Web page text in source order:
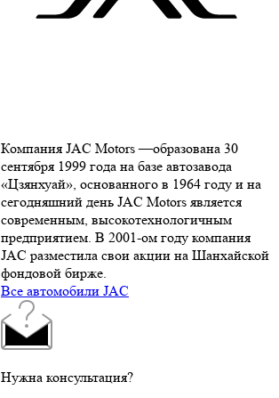
Компания JAC Motors —образована 30
сентября 1999 года на базе автозавода
«Цзянхуай», основанного в 1964 году и на
сегодняшний день JAC Motors является
современным, высокотехнологичным
предприятием. В 2001-ом году компания
JAC разместила свои акции на Шанхайской
фондовой бирже.
Все автомобили JAC
Нужна консультация?